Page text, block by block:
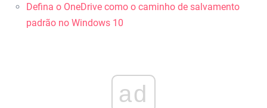
Defina o OneDrive como o caminho de salvamento
padrão no Windows 10
ad